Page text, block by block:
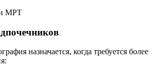
назначается, когда требуется более